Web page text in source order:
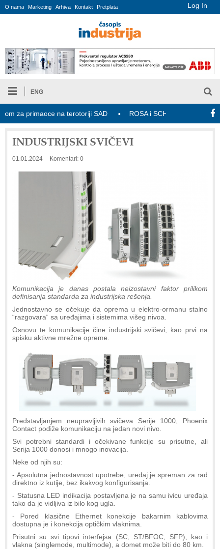
Log In
O nama Marketing Arhiva Kontakt Pretplata
ENG
primaoce na terotoriji SAD ROSA i SCHUNK podižu
INDUSTRIJSKI SVIČEVI
01.01.2024 Komentari: 0
Komunikacija je danas postala neizostavni faktor prilikom
definisanja standarda za industrijska rešenja.
Jednostavno se očekuje da oprema u elektro-ormanu stalno
“razgovara“ sa uređajima i sistemima višeg nivoa.
Osnovu te komunikacije čine industrijski svičevi, kao prvi na
spisku aktivne mrežne opreme.
Predstavljanjem neupravljivih svičeva Serije 1000, Phoenix
Contact podiže komunikaciju na jedan novi nivo.
Svi potrebni standardi i očekivane funkcije su prisutne, ali
Serija 1000 donosi i mnogo inovacija.
Neke od njih su:
- Apsolutna jednostavnost upotrebe, uređaj je spreman za rad
direktno iz kutije, bez ikakvog konfigurisanja.
- Statusna LED indikacija postavljena je na samu ivicu uređaja
tako da je vidljiva iz bilo kog ugla.
- Pored klasične Ethernet konekcije bakarnim kablovima
dostupna je i konekcija optičkim vlaknima.
Prisutni su svi tipovi interfejsa (SC, ST/BFOC, SFP), kao i
vlakna (singlemode, multimode), a domet može biti do 80 km.